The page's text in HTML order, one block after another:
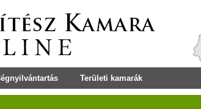
Területi kamarák